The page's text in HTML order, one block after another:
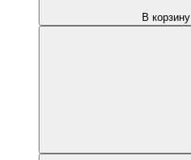
В корзину